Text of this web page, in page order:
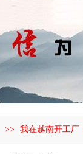
>> 我在越南开工厂